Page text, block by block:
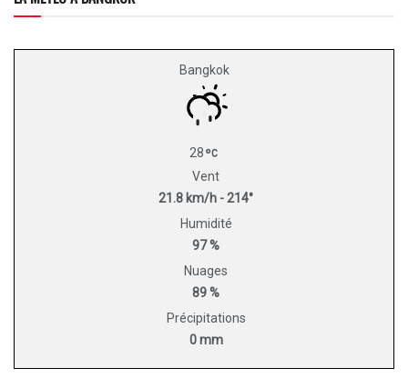
Bangkok
28
Vent
21.8 km/h - 214°
Humidité
97 %
Nuages
89 %
Précipitations
0 mm